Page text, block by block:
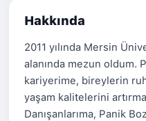
Hakkında
2011 yılında Mersin
alanında mezun oldum.
kariyerime, bireylerin
yaşam kalitelerini
Danışanlarıma, Panik